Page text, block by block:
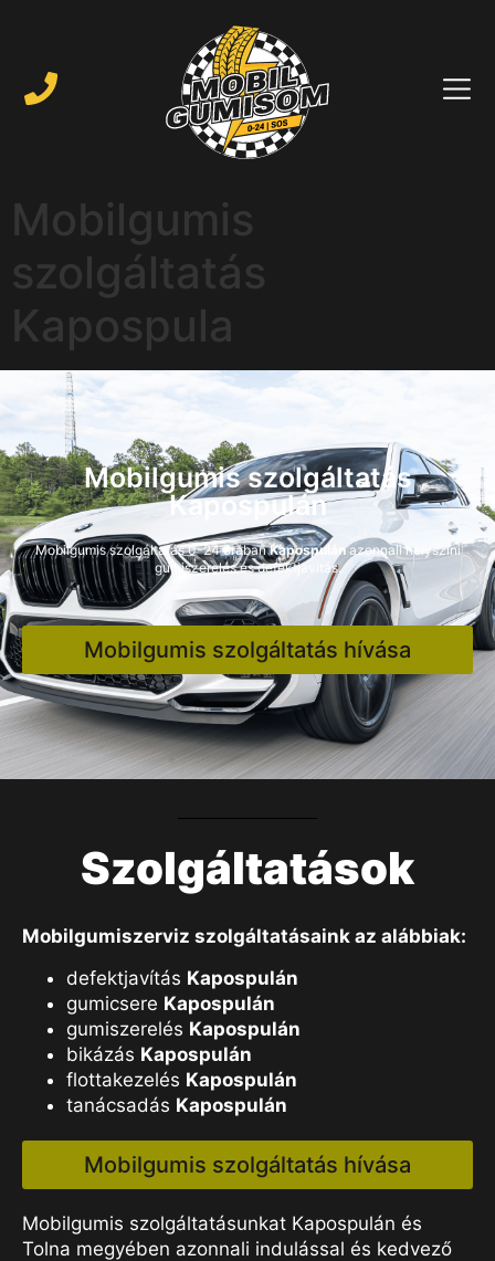
Mobilgumis
szolgáltatás
Kapospula
Mobilgumis szolgáltatás
Kapospulán
Mobilgumis szolgáltatás 0-24 órábanKapospulánazonnali helyszíni
gumiszerelés és defektjavítás.
Mobilgumis szolgáltatás hívása
Szolgáltatások
Mobilgumiszerviz szolgáltatásaink az alábbiak:
defektjavítás Kapospulán
gumicsere Kapospulán
gumiszerelés Kapospulán
bikázás Kapospulán
flottakezelés Kapospulán
tanácsadás Kapospulán
Mobilgumis szolgáltatás hívása
Mobilgumis szolgáltatásunkat Kapospulán és
Tolna megyében azonnali indulással és kedvező